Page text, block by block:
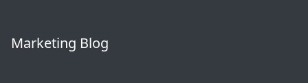
Marketing Blog